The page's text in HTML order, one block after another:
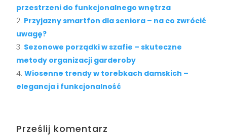
przestrzeni do funkcjonalnego wnętrza
Przyjazny smartfon dla seniora – na co zwrócić
uwagę?
Sezonowe porządki w szafie – skuteczne
metody organizacji garderoby
Wiosenne trendy w torebkach damskich –
elegancja i funkcjonalność
Prześlij komentarz